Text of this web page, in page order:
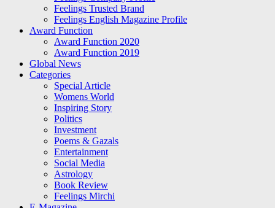
Feelings Trusted Brand
Feelings English Magazine Profile
Award Function
Award Function 2020
Award Function 2019
Global News
Categories
Special Article
Womens World
Inspiring Story
Politics
Investment
Poems & Gazals
Entertainment
Social Media
Astrology
Book Review
Feelings Mirchi